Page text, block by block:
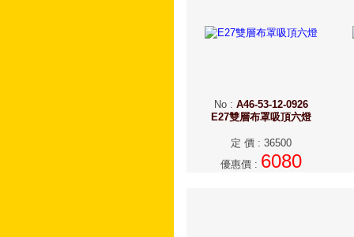
No: A46-53-12-0926
E27雙層布罩吸頂六燈
定 價: 36500
優惠價: 6080